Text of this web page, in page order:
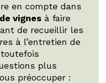
en compte dans
vignes à faire
de recueillir les
à l’entretien de
plus
préoccuper :